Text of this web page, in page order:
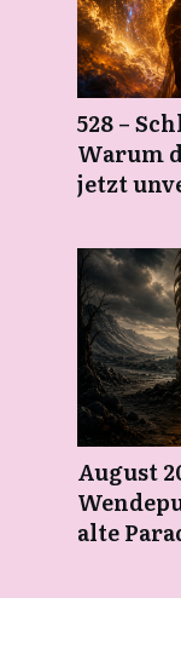
528 –
Warum
jetzt
August
alte